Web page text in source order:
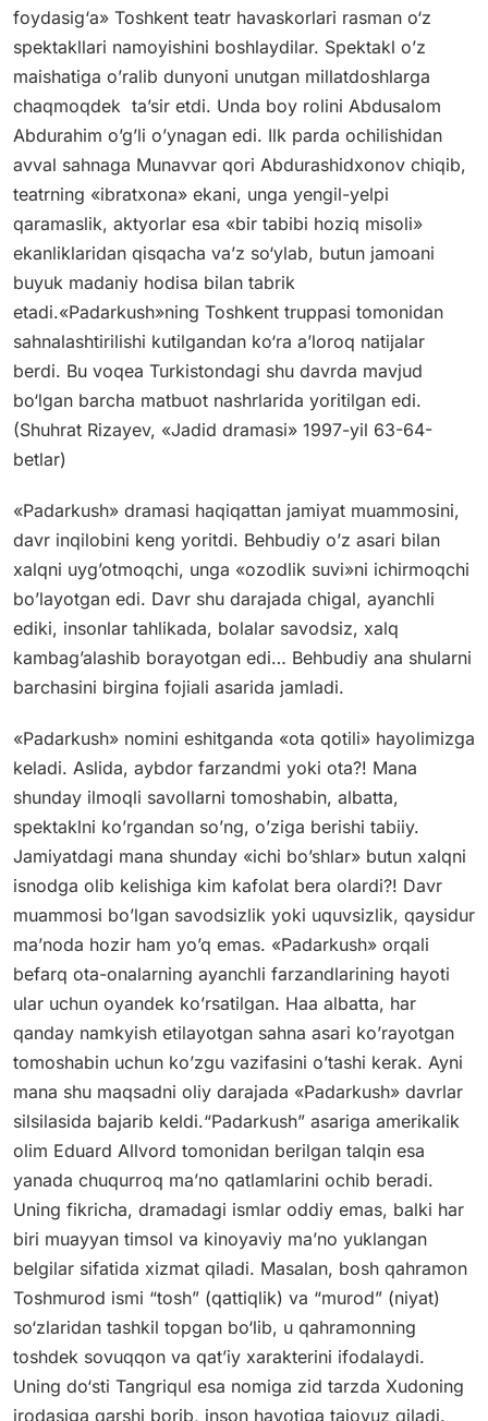
foydasig‘a» Toshkent teatr havaskorlari rasman o‘z
spektakllari namoyishini boshlaydilar. Spektakl o’z
maishatiga o’ralib dunyoni unutgan millatdoshlarga
chaqmoqdek ta’sir etdi. Unda boy rolini Abdusalom
Abdurahim o’g’li o’ynagan edi. Ilk parda ochilishidan
avval sahnaga Munavvar qori Abdurashidxonov chiqib,
teatrning «ibratxona» ekani, unga yengil-yelpi
qaramaslik, aktyorlar esa «bir tabibi hoziq misoli»
ekanliklaridan qisqacha va’z so‘ylab, butun jamoani
buyuk madaniy hodisa bilan tabrik
etadi.«Padarkush»ning Toshkent truppasi tomonidan
sahnalashtirilishi kutilgandan ko‘ra a’loroq natijalar
berdi. Bu voqea Turkistondagi shu davrda mavjud
bo‘lgan barcha matbuot nashrlarida yoritilgan edi.
(Shuhrat Rizayev, «Jadid dramasi» 1997-yil 63-64-
betlar)
«Padarkush» dramasi haqiqattan jamiyat muammosini,
davr inqilobini keng yoritdi. Behbudiy o’z asari bilan
xalqni uyg’otmoqchi, unga «ozodlik suvi»ni ichirmoqchi
bo’layotgan edi. Davr shu darajada chigal, ayanchli
ediki, insonlar tahlikada, bolalar savodsiz, xalq
kambag’alashib borayotgan edi… Behbudiy ana shularni
barchasini birgina fojiali asarida jamladi.
«Padarkush» nomini eshitganda «ota qotili» hayolimizga
keladi. Aslida, aybdor farzandmi yoki ota?! Mana
shunday ilmoqli savollarni tomoshabin, albatta,
spektaklni ko’rgandan so’ng, o’ziga berishi tabiiy.
Jamiyatdagi mana shunday «ichi bo’shlar» butun xalqni
isnodga olib kelishiga kim kafolat bera olardi?! Davr
muammosi bo’lgan savodsizlik yoki uquvsizlik, qaysidur
ma’noda hozir ham yo’q emas. «Padarkush» orqali
befarq ota-onalarning ayanchli farzandlarining hayoti
ular uchun oyandek ko’rsatilgan. Haa albatta, har
qanday namkyish etilayotgan sahna asari ko’rayotgan
tomoshabin uchun ko’zgu vazifasini o’tashi kerak. Ayni
mana shu maqsadni oliy darajada «Padarkush» davrlar
silsilasida bajarib keldi.“Padarkush” asariga amerikalik
olim Eduard Allvord tomonidan berilgan talqin esa
yanada chuqurroq ma’no qatlamlarini ochib beradi.
Uning fikricha, dramadagi ismlar oddiy emas, balki har
biri muayyan timsol va kinoyaviy ma’no yuklangan
belgilar sifatida xizmat qiladi. Masalan, bosh qahramon
Toshmurod ismi “tosh” (qattiqlik) va “murod” (niyat)
so‘zlaridan tashkil topgan bo‘lib, u qahramonning
toshdek sovuqqon va qat’iy xarakterini ifodalaydi.
Uning do‘sti Tangriqul esa nomiga zid tarzda Xudoning
irodasiga qarshi borib, inson hayotiga tajovuz qiladi.